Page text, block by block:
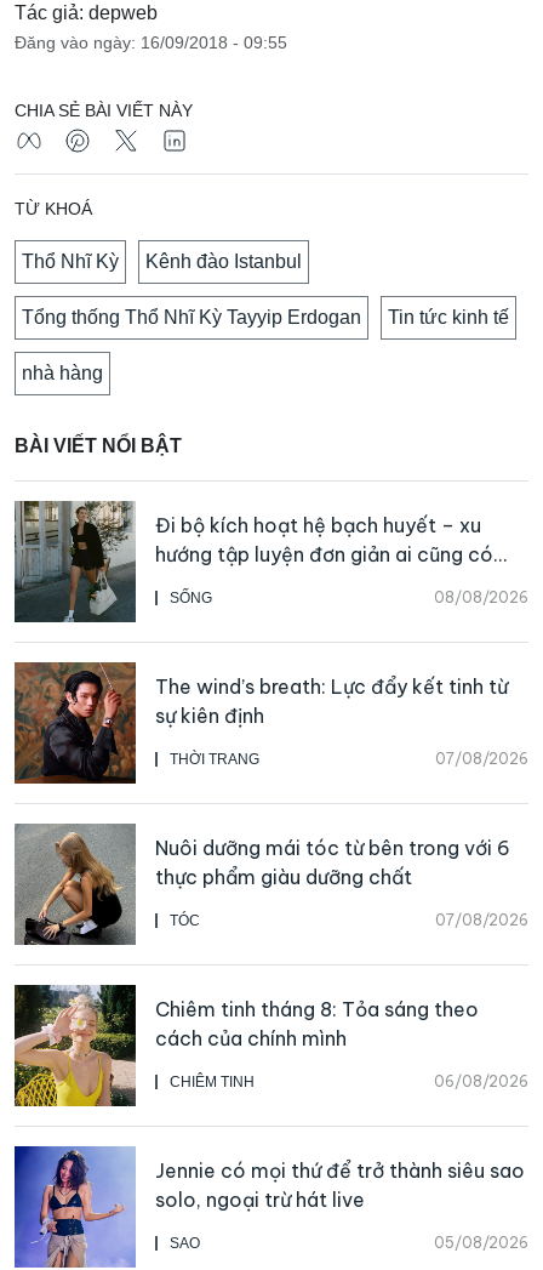
Tác giả: depweb
Đăng vào ngày: 16/09/2018 - 09:55
CHIA SẺ BÀI VIẾT NÀY
TỪ KHOÁ
Thổ Nhĩ Kỳ Kênh đào Istanbul
Tổng thống Thổ Nhĩ Kỳ Tayyip Erdogan Tin tức kinh tế
nhà hàng
BÀI VIẾT NỔI BẬT
SỐNG 08/08/2026
Đi bộ kích hoạt hệ bạch huyết – xu
hướng tập luyện đơn giản ai cũng có
thể bắt đầu
THỜI TRANG 07/08/2026
The wind’s breath: Lực đẩy kết tinh từ
sự kiên định
TÓC 07/08/2026
Nuôi dưỡng mái tóc từ bên trong với 6
thực phẩm giàu dưỡng chất
CHIÊM TINH 06/08/2026
Chiêm tinh tháng 8: Tỏa sáng theo
cách của chính mình
SAO 05/08/2026
Jennie có mọi thứ để trở thành siêu sao
solo, ngoại trừ hát live